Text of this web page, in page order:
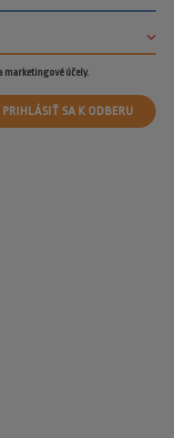
marketingové účely.
PRIHLÁSIŤ SA K ODBERU